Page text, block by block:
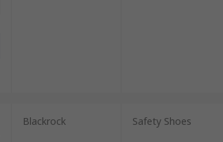
Blackrock Safety Shoes